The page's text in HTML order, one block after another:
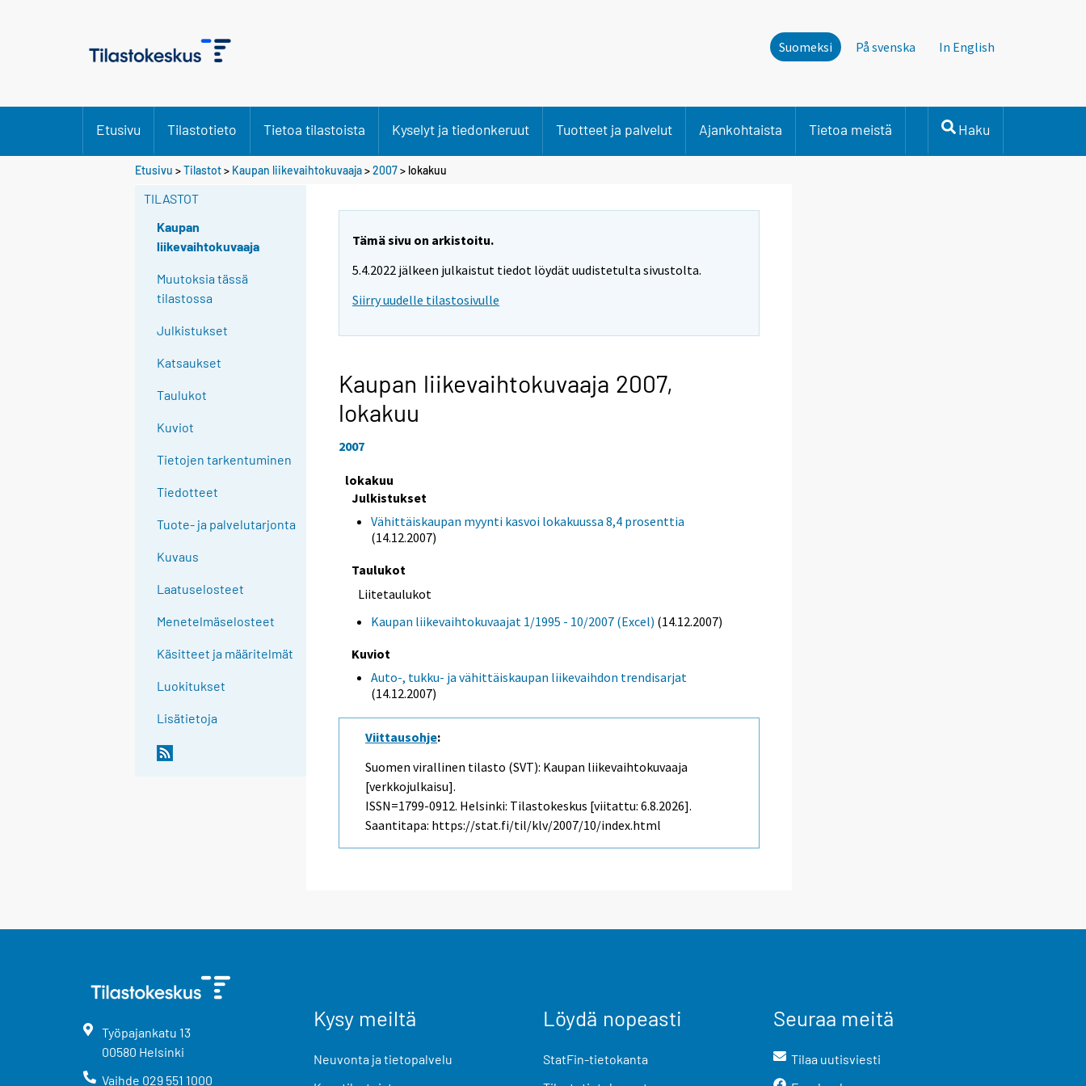
Suomeksi På svenska In English
Etusivu Tilastotieto Tietoa tilastoista Kyselyt ja tiedonkeruut Tuotteet ja palvelut Ajankohtaista Tietoa meistä Haku
Etusivu >Tilastot> Kaupan liikevaihtokuvaaja>2007> lokakuu
TILASTOT
Kaupan
liikevaihtokuvaaja
Muutoksia tässä
tilastossa
Julkistukset
Katsaukset
Taulukot
Kuviot
Tietojen tarkentuminen
Tiedotteet
Tuote- ja palvelutarjonta
Kuvaus
Laatuselosteet
Menetelmäselosteet
Käsitteet ja määritelmät
Luokitukset
Lisätietoja
Tämä sivu on arkistoitu.
5.4.2022 jälkeen julkaistut tiedot löydät uudistetulta sivustolta.
Siirry uudelle tilastosivulle
Kaupan liikevaihtokuvaaja 2007,
lokakuu
2007
lokakuu
Julkistukset
Vähittäiskaupan myynti kasvoi lokakuussa 8,4 prosenttia
(14.12.2007)
Taulukot
Liitetaulukot
Kaupan liikevaihtokuvaajat 1/1995 - 10/2007 (Excel) (14.12.2007)
Kuviot
Auto-, tukku- ja vähittäiskaupan liikevaihdon trendisarjat
(14.12.2007)
Viittausohje:
Suomen virallinen tilasto (SVT): Kaupan liikevaihtokuvaaja
[verkkojulkaisu].
ISSN=1799-0912. Helsinki: Tilastokeskus [viitattu: 6.8.2026].
Saantitapa: https://stat.fi/til/klv/2007/10/index.html
Työpajankatu 13
00580 Helsinki
Vaihde 029 551 1000
Kysy meiltä
Neuvonta ja tietopalvelu
Löydä nopeasti
StatFin-tietokanta
Seuraa meitä
Tilaa uutisviesti